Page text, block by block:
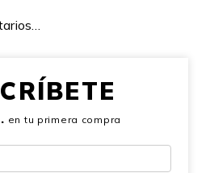
en tu primera compra